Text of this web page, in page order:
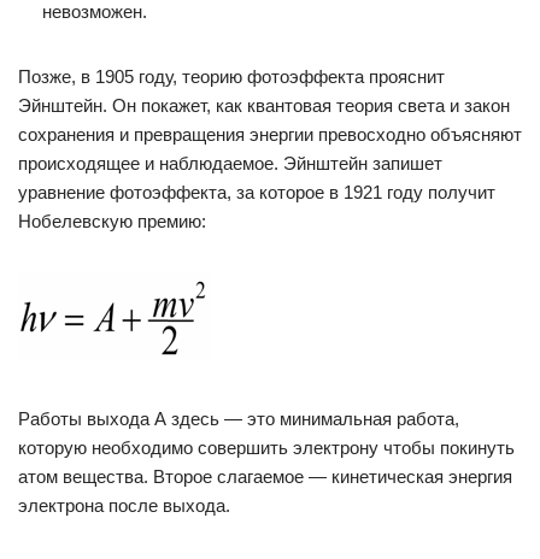
невозможен.
Позже, в 1905 году, теорию фотоэффекта прояснит
Эйнштейн. Он покажет, как квантовая теория света и закон
сохранения и превращения энергии превосходно объясняют
происходящее и наблюдаемое. Эйнштейн запишет
уравнение фотоэффекта, за которое в 1921 году получит
Нобелевскую премию:
Работы выхода А здесь — это минимальная работа,
которую необходимо совершить электрону чтобы покинуть
атом вещества. Второе слагаемое — кинетическая энергия
электрона после выхода.